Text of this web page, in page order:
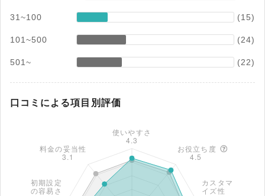
31~100 (15)
101~500 (24)
501~ (22)
口コミによる項目別評価